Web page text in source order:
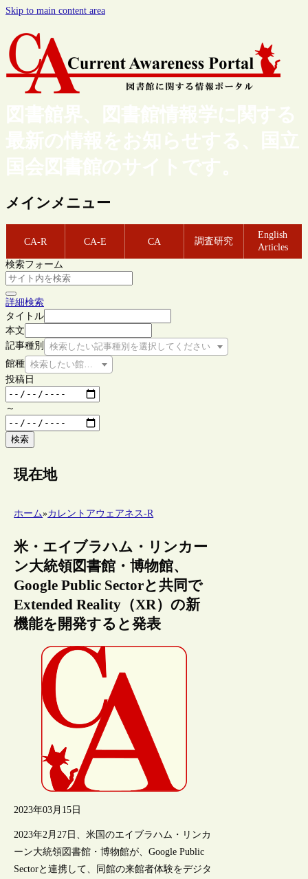
Skip to main content area
図書館界、図書館情報学に関する
最新の情報をお知らせする、国立
国会図書館のサイトです。
メインメニュー
CA-R CA-E CA 調査研究
English
Articles
検索フォーム
詳細検索
タイトル
本文
記事種別
検索したい記事種別を選択してください
館種 検索したい館種を選択してください
投稿日
～
検索
現在地
ホーム»カレントアウェアネス-R
米・エイブラハム・リンカー
ン大統領図書館・博物館、
Google Public Sectorと共同で
Extended Reality（XR）の新
機能を開発すると発表
2023年03月15日
2023年2月27日、米国のエイブラハム・リンカ
ーン大統領図書館・博物館が、Google Public
Sectorと連携して、同館の来館者体験をデジタ